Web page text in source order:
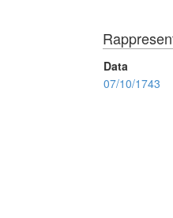
Data
07/10/1743